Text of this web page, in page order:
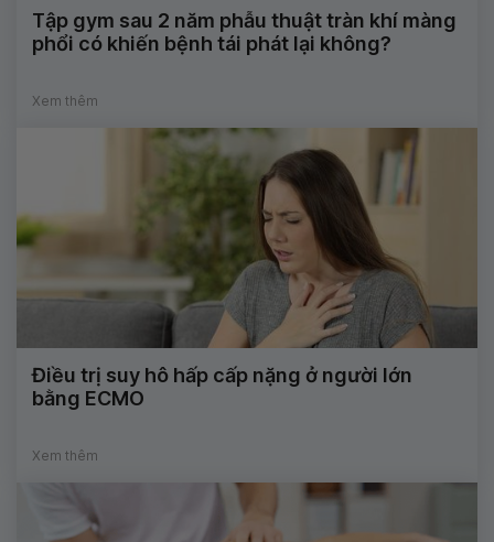
Tập gym sau 2 năm phẫu thuật tràn khí màng
phổi có khiến bệnh tái phát lại không?
Xem thêm
Điều trị suy hô hấp cấp nặng ở người lớn
bằng ECMO
Xem thêm